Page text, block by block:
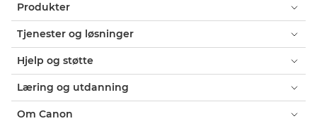
Produkter
Tjenester og løsninger
Hjelp og støtte
Læring og utdanning
Om Canon